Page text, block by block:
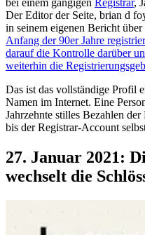
bei einem gängigen Registrar,
Der Editor der Seite, brian d
in seinem eigenen Bericht
Anfang der 90er Jahre
darauf die Kontrolle darüber
weiterhin die
Das ist das vollständige Profil
Namen im Internet. Eine
Jahrzehnte stilles Bezahlen
bis der Registrar-Account
27. Januar 2021:
wechselt die